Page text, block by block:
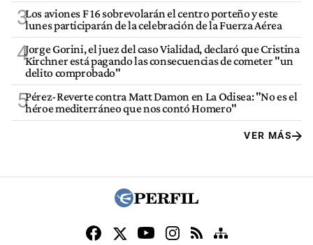
3Los aviones F 16 sobrevolarán el centro porteño y este
lunes participarán de la celebración de la Fuerza Aérea
4Jorge Gorini, el juez del caso Vialidad, declaró que Cristina
Kirchner está pagando las consecuencias de cometer "un
delito comprobado"
5Pérez-Reverte contra Matt Damon en La Odisea: "No es el
héroe mediterráneo que nos contó Homero"
VER MÁS